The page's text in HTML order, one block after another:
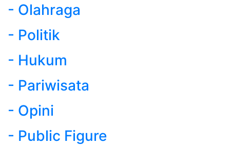
- Olahraga
- Politik
- Hukum
- Pariwisata
- Opini
- Public Figure